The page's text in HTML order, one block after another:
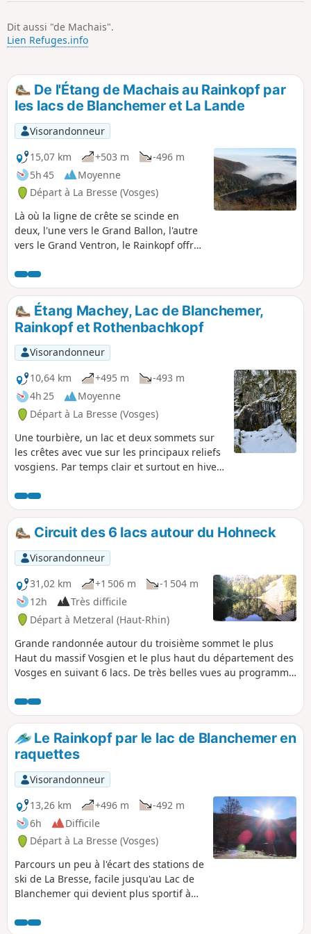
Dit aussi "de Machais".
Lien Refuges.info
De l'Étang de Machais au Rainkopf par
les lacs de Blanchemer et La Lande
Visorandonneur
15,07 km
+503 m
-496 m
5h 45
Moyenne
Départ à La Bresse (Vosges)
Là où la ligne de crête se scinde en
deux, l'une vers le Grand Ballon, l'autre
vers le Grand Ventron, le Rainkopf offre
long du parcours les points d'intérêts
sont nombreux, le Lac de Blanchemer et
sa tourbière flottante, le Lac de La Lande
et son barrage, la Chaume du Firsmiss,
la très belle tourbière de Machais, les
cirques glaciaires et leurs pierriers, les
vues sur les sommets vosgiens et
alsaciens ainsi que sur les vallées de la
Fecht et de la Thur.
Étang Machey, Lac de Blanchemer,
Rainkopf et Rothenbachkopf
Visorandonneur
10,64 km
+495 m
-493 m
4h 25
Moyenne
Départ à La Bresse (Vosges)
Une tourbière, un lac et deux sommets sur
les crêtes avec vue sur les principaux reliefs
vosgiens. Par temps clair et surtout en hiver,
Circuit des 6 lacs autour du Hohneck
Visorandonneur
31,02 km
+1 506 m
-1 504 m
12h
Très difficile
Départ à Metzeral (Haut-Rhin)
Grande randonnée autour du troisième sommet le plus
Haut du massif Vosgien et le plus haut du département des
Vosges en suivant 6 lacs. De très belles vues au programme
clairière, alpage...). Randonnée très difficile réservée à un
public averti (longueur, durée et grand dénivelé). À ne pas
faire en hiver, privilégier fin de printemps, été et début
d'automne.
Le Rainkopf par le lac de Blanchemer en
raquettes
Visorandonneur
13,26 km
+496 m
-492 m
6h
Difficile
Départ à La Bresse (Vosges)
Parcours un peu à l'écart des stations de
ski de La Bresse, facile jusqu'au Lac de
Blanchemer qui devient plus sportif à
spectacle offert par le panorama